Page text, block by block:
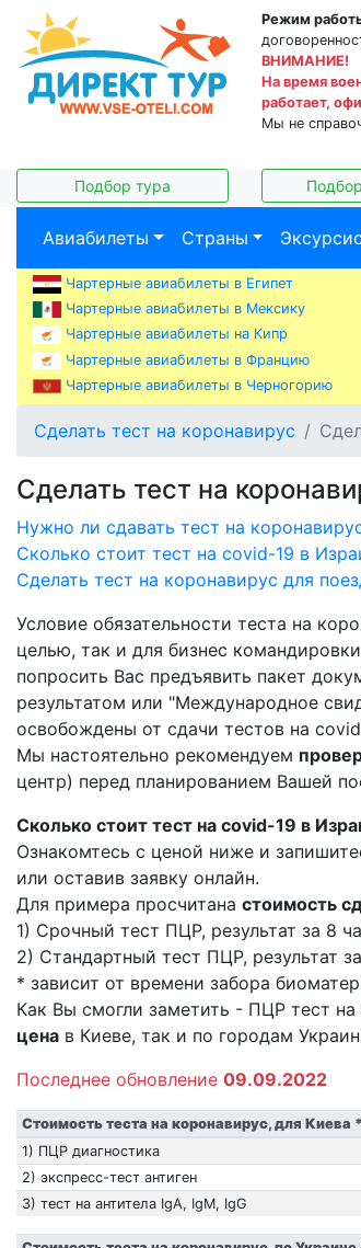
Режим
ВНИМАНИЕ!
На время
работает,
Мы не
Подбор тура
Авиабилеты Страны
Чартерные авиабилеты в Египет
Чартерные авиабилеты в Мексику
Чартерные авиабилеты на Кипр
Чартерные авиабилеты в Францию
Чартерные авиабилеты в Черногорию
Сделать тест на коронавирус
Сделать тест на
Нужно ли сдавать тест на
Сколько стоит тест на covid-19 в
Сделать тест на коронавирус для
Условие обязательности теста на
целью, так и для бизнес
попросить Вас предъявить пакет
результатом или "Международное
освобождены от сдачи тестов на
Мы настоятельно рекомендуем
центр) перед планированием Вашей
Сколько стоит тест на covid-19 в
Ознакомтесь с ценой ниже и
или оставив заявку онлайн.
Для примера просчитана стоимость
1) Срочный тест ПЦР, результат за 8
2) Стандартный тест ПЦР, результат
* зависит от времени забора
Как Вы смогли заметить - ПЦР тест на
цена в Киеве, так и по городам
Последнее обновление 09.09.2022
Стоимость теста на коронавирус, для Киева *
1) ПЦР диагностика
2) экспресс-тест антиген
3) тест на антитела IgA, IgM, IgG